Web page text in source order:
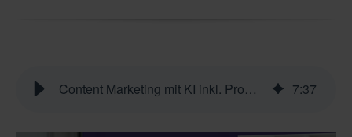
Content Marketing mit KI inkl. Prompt-Tipps, die nicht nach KI klingen 7:37